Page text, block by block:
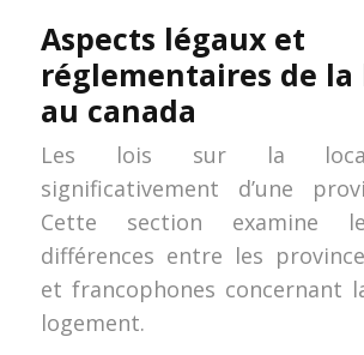
Aspects légaux et
réglementaires de la
au canada
Les lois sur la
significativement d’une
Cette section examine
différences entre les
et francophones concernant
logement.